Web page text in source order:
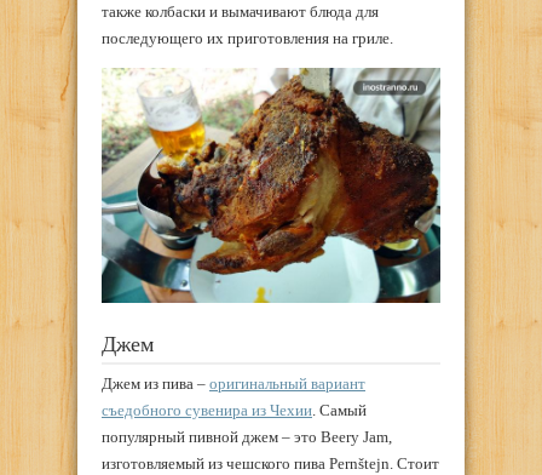
также колбаски и вымачивают блюда для
последующего их приготовления на гриле.
Джем
Джем из пива – оригинальный вариант
съедобного сувенира из Чехии. Самый
популярный пивной джем – это Beery Jam,
изготовляемый из чешского пива Pernštejn. Стоит